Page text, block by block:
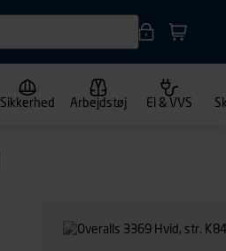
Sikkerhed Arbejdstøj El & VVS